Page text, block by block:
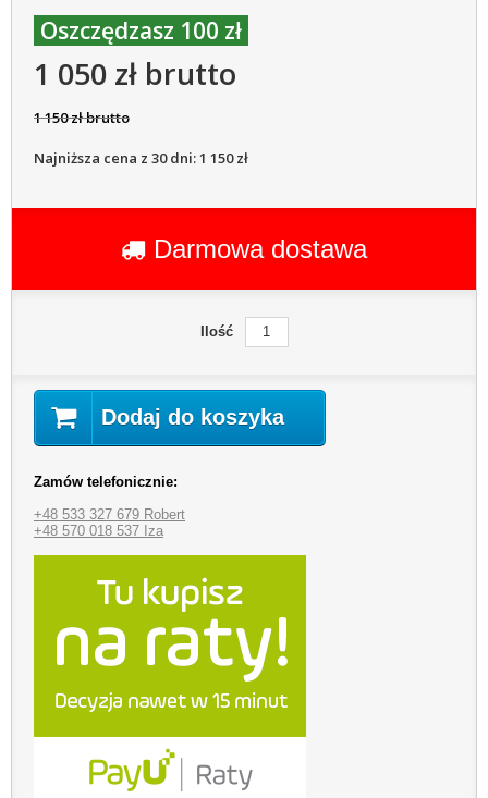
Oszczędzasz 100 zł
1 050 zł brutto
1 150 zł brutto
Najniższa cena z 30 dni: 1 150 zł
Darmowa dostawa
Ilość
Dodaj do koszyka
Zamów telefonicznie:
+48 533 327 679 Robert
+48 570 018 537 Iza